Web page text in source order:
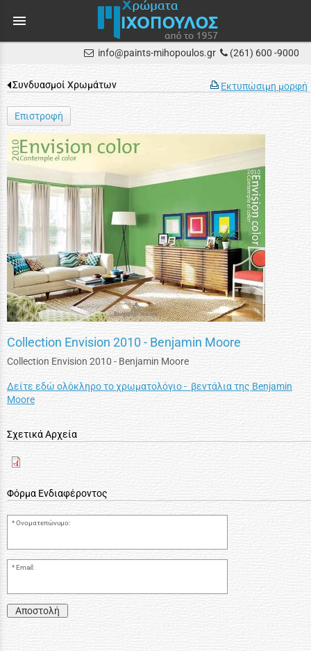
menu
info@paints-mihopoulos.gr (261) 600 -9000
Εκτυπώσιμη μορφή
Συνδυασμοί Χρωμάτων
Επιστροφή
Collection Envision 2010 - Benjamin Moore
Collection Envision 2010 - Benjamin Moore
Δείτε εδώ ολόκληρο το χρωματολόγιο - βεντάλια της Benjamin
Moore
Σχετικά Αρχεία
Φόρμα Ενδιαφέροντος
Ονοματεπώνυμο:
Email:
Αποστολή